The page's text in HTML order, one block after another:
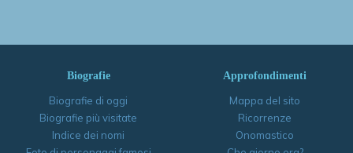
Biografie
Biografie di oggi
Biografie più visitate
Indice dei nomi
Approfondimenti
Mappa del sito
Ricorrenze
Onomastico